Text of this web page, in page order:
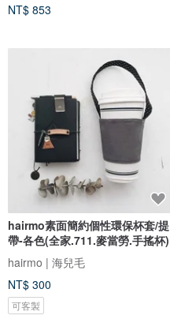
NT$ 853
hairmo素面簡約個性環保杯套/提
帶-各色(全家.711.麥當勞.手搖杯)
hairmo | 海兒毛
NT$ 300
可客製